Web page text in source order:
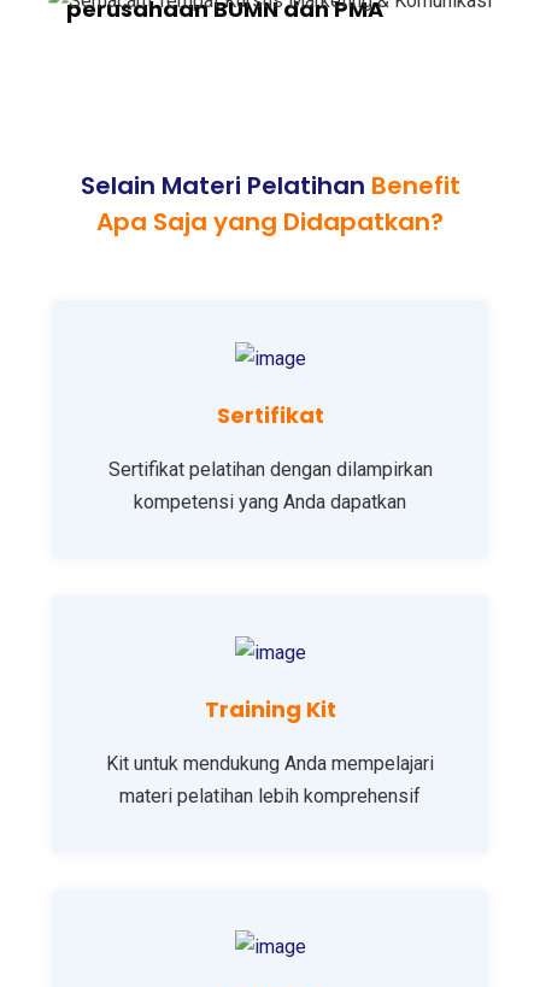
perusahaan BUMN dan PMA
Selain Materi Pelatihan Benefit
Apa Saja yang Didapatkan?
Sertifikat
Sertifikat pelatihan dengan dilampirkan
kompetensi yang Anda dapatkan
Training Kit
Kit untuk mendukung Anda mempelajari
materi pelatihan lebih komprehensif